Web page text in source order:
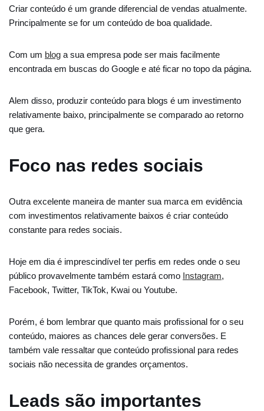
Criar conteúdo é um grande diferencial de vendas atualmente.
Principalmente se for um conteúdo de boa qualidade.
Com um blog a sua empresa pode ser mais facilmente
encontrada em buscas do Google e até ficar no topo da página.
Alem disso, produzir conteúdo para blogs é um investimento
relativamente baixo, principalmente se comparado ao retorno
que gera.
Foco nas redes sociais
Outra excelente maneira de manter sua marca em evidência
com investimentos relativamente baixos é criar conteúdo
constante para redes sociais.
Hoje em dia é imprescindível ter perfis em redes onde o seu
público provavelmente também estará como Instagram,
Facebook, Twitter, TikTok, Kwai ou Youtube.
Porém, é bom lembrar que quanto mais profissional for o seu
conteúdo, maiores as chances dele gerar conversões. E
também vale ressaltar que conteúdo profissional para redes
sociais não necessita de grandes orçamentos.
Leads são importantes